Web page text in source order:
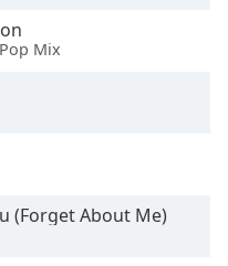
Mix
(Forget About Me)